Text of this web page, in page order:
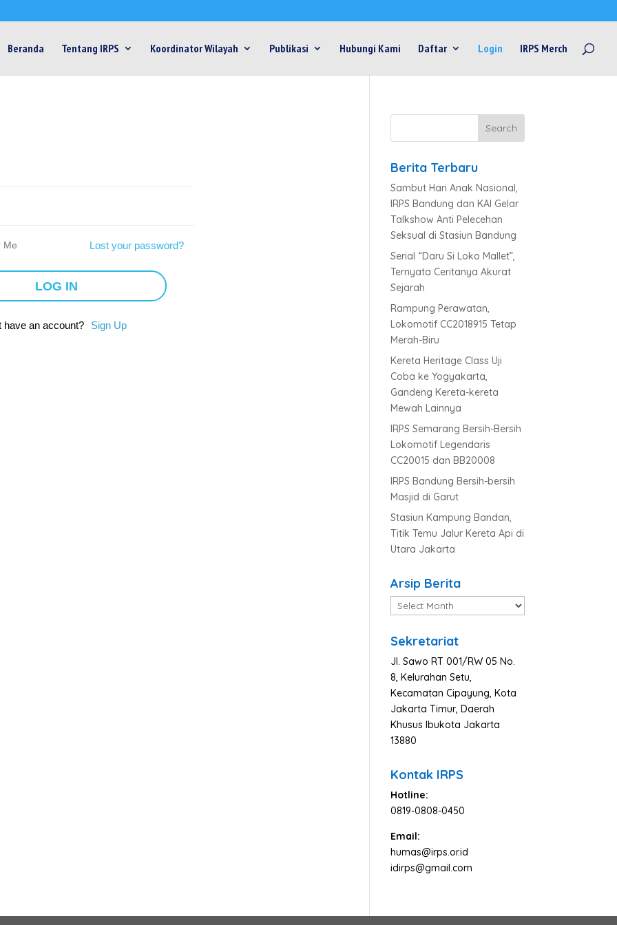
Beranda Tentang IRPS Koordinator Wilayah Publikasi Hubungi Kami Daftar Login IRPS Merch
Me Lost your password?
have an account? Sign Up
Berita Terbaru
Sambut Hari Anak Nasional,
IRPS Bandung dan KAI Gelar
Talkshow Anti Pelecehan
Seksual di Stasiun Bandung
Serial “Daru Si Loko Mallet”,
Ternyata Ceritanya Akurat
Sejarah
Rampung Perawatan,
Lokomotif CC2018915 Tetap
Merah-Biru
Kereta Heritage Class Uji
Coba ke Yogyakarta,
Gandeng Kereta-kereta
Mewah Lainnya
IRPS Semarang Bersih-Bersih
Lokomotif Legendaris
CC20015 dan BB20008
IRPS Bandung Bersih-bersih
Masjid di Garut
Stasiun Kampung Bandan,
Titik Temu Jalur Kereta Api di
Utara Jakarta
Arsip Berita
Arsip
Berita
Sekretariat
Jl. Sawo RT 001/RW 05 No.
8, Kelurahan Setu,
Kecamatan Cipayung, Kota
Jakarta Timur, Daerah
Khusus Ibukota Jakarta
13880
Kontak IRPS
Hotline:
0819-0808-0450
Email:
humas@irps.or.id
idirps@gmail.com